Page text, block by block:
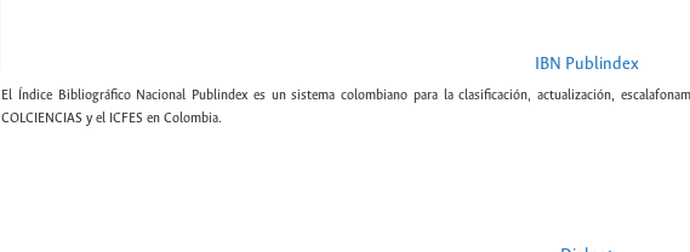
IBN Publindex
El Índice Bibliográfico Nacional Publindex es un sistema colombiano para la clasificación, actualización,
COLCIENCIAS y el ICFES en Colombia.